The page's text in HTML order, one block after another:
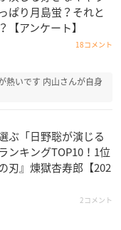
ぱり月島蛍？それと
【アンケート】
18コメント
熱いです 内山さんが自身
ぶ「日野聡が演じる
ンキングTOP10！1位
刃』煉󠄁獄杏寿郎【202
2コメント